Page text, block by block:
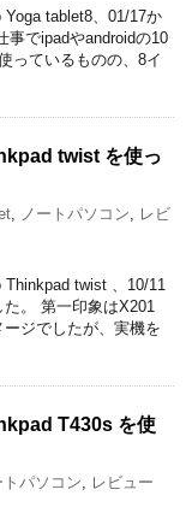
tablet8、01/17か
事でipadやandroidの10
っているものの、8イ
twist を使っ
, ノートパソコン, レビ
twist 、10/11
。 第一印象はX201
ジでしたが、実機を
T430s を使
トパソコン, レビュー